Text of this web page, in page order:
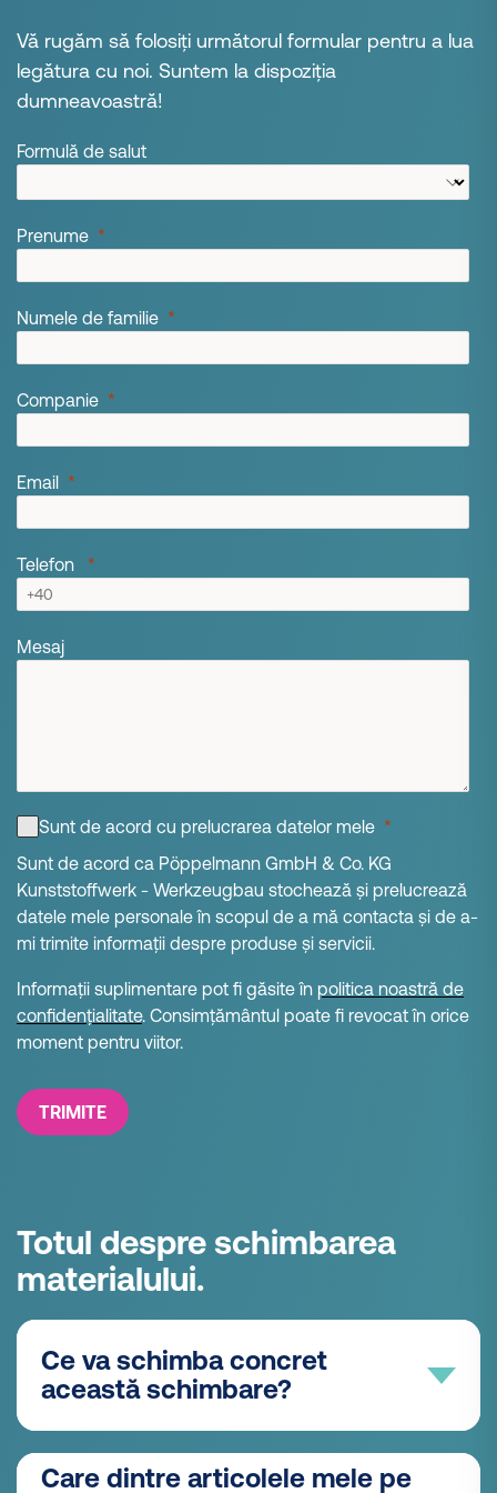
Vă rugăm să folosiți următorul formular pentru a lua
legătura cu noi. Suntem la dispoziția
dumneavoastră!
Formulă de salut
Prenume
Numele de familie
Companie
Email
Telefon
Mesaj
Sunt de acord cu prelucrarea datelor mele
Sunt de acord ca Pöppelmann GmbH & Co. KG
Kunststoffwerk - Werkzeugbau stochează și prelucrează
datele mele personale în scopul de a mă contacta și de a-
mi trimite informații despre produse și servicii.
Informații suplimentare pot fi găsite în politica noastră de
confidențialitate. Consimțământul poate fi revocat în orice
moment pentru viitor.
TRIMITE
Totul despre schimbarea
materialului.
Ce va schimba concret
această schimbare?
Convertim o foarte mare parte din gama
noastră de cataloage la materiale mai
Care dintre articolele mele pe